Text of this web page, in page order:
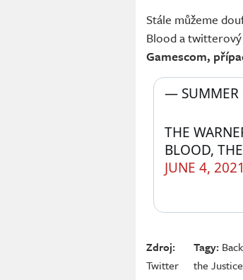
Stále můžeme
Blood a
Gamescom,
THE
BLOOD,
— SUMMER
JUNE 4, 2021
Zdroj:
Twitter
Tagy:
the